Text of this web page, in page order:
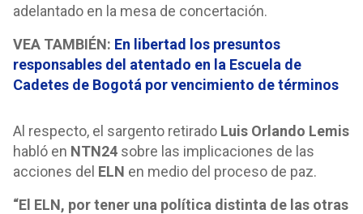
adelantado en la mesa de concertación.
VEA TAMBIÉN: En libertad los presuntos
responsables del atentado en la Escuela de
Cadetes de Bogotá por vencimiento de términos
Al respecto, el sargento retirado Luis Orlando Lemis
habló en NTN24 sobre las implicaciones de las
acciones del ELN en medio del proceso de paz.
“El ELN, por tener una política distinta de las otras